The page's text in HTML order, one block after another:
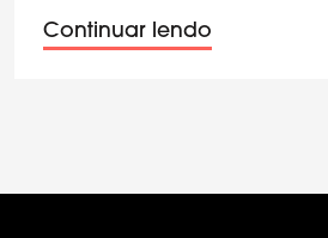
Continuar lendo